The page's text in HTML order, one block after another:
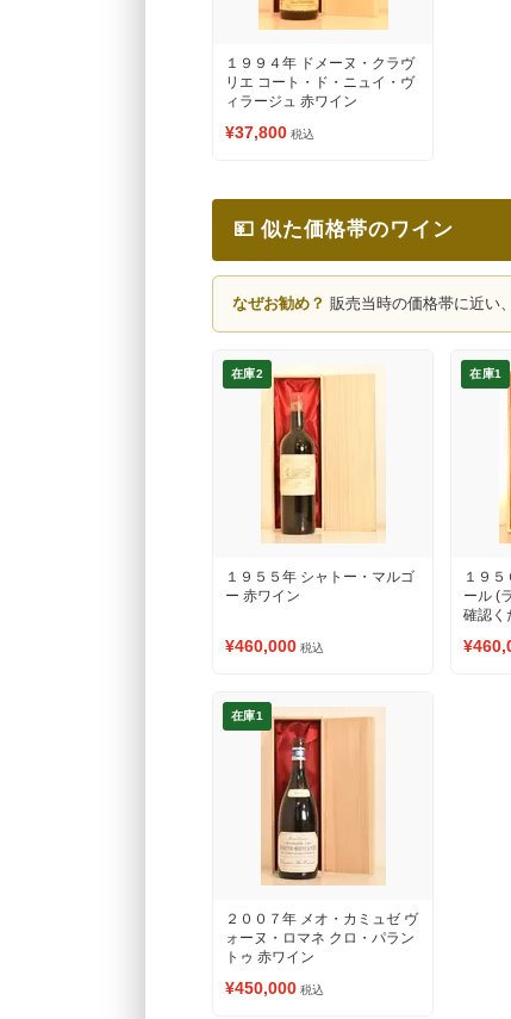
１９９４年 ドメーヌ・クラヴ
リエ コート・ド・ニュイ・ヴ
ィラージュ 赤ワイン
¥37,800 税込
💴 似た価格帯のワイン
なぜお勧め？ 販売当時の価格帯に近い
在庫2
１９５５年 シャトー・マルゴ
ー 赤ワイン
¥460,000 税込
在庫1
１９
ール (
確認く
在庫1
２００７年 メオ・カミュゼ ヴ
ォーヌ・ロマネ クロ・パラン
トゥ 赤ワイン
¥450,000 税込